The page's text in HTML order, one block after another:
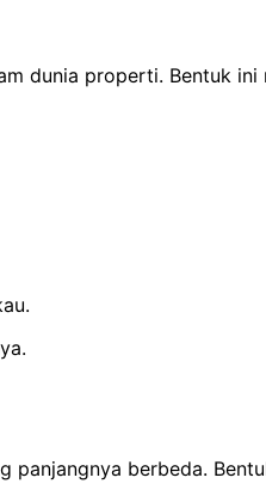
dunia properti. Bentuk
berbeda.